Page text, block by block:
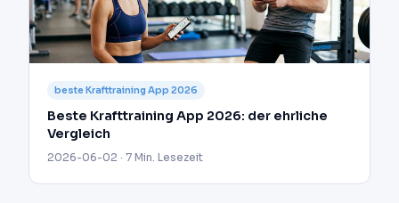
beste Krafttraining App 2026
Beste Krafttraining App 2026: der ehrliche
Vergleich
2026-06-02 · 7 Min. Lesezeit